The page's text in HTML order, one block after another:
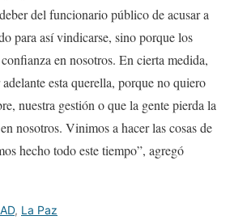
del funcionario público de acusar a
para así vindicarse, sino porque los
en nosotros. En cierta medida,
esta querella, porque no quiero
nuestra gestión o que la gente pierda la
nosotros. Vinimos a hacer las cosas de
hecho todo este tiempo”, agregó
, La Paz